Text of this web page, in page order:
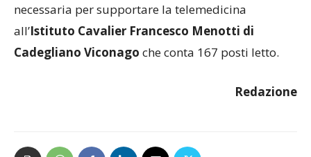
necessaria per supportare la telemedicina
all’Istituto Cavalier Francesco Menotti di
Cadegliano Viconago che conta 167 posti letto.
Redazione